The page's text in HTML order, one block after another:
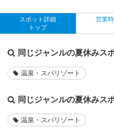
スポット詳細
トップ
営業
同じジャンルの夏休みス
温泉・スパリゾート
同じジャンルの夏休みス
温泉・スパリゾート